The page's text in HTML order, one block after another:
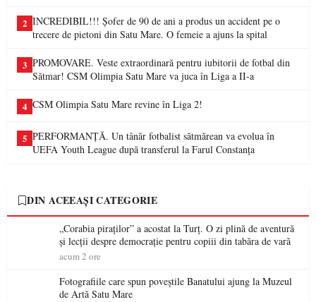
2 INCREDIBIL!!! Șofer de 90 de ani a produs un accident pe o
trecere de pietoni din Satu Mare. O femeie a ajuns la spital
3 PROMOVARE. Veste extraordinară pentru iubitorii de fotbal din
Sătmar! CSM Olimpia Satu Mare va juca în Liga a II-a
4 CSM Olimpia Satu Mare revine în Liga 2!
5 PERFORMANȚĂ. Un tânăr fotbalist sătmărean va evolua în
UEFA Youth League după transferul la Farul Constanța
DIN ACEEAȘI CATEGORIE
„Corabia piraților” a acostat la Turț. O zi plină de aventură
și lecții despre democrație pentru copiii din tabăra de vară
acum 2 ore
Fotografiile care spun poveștile Banatului ajung la Muzeul
de Artă Satu Mare